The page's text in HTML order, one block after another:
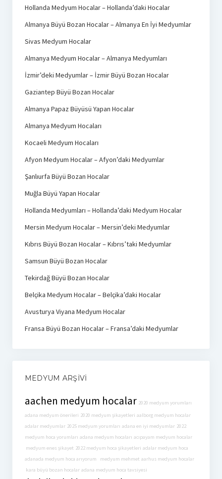
Hollanda Medyum Hocalar – Hollanda’daki Hocalar
Almanya Büyü Bozan Hocalar – Almanya En İyi Medyumlar
Sivas Medyum Hocalar
Almanya Medyum Hocalar – Almanya Medyumları
İzmir’deki Medyumlar – İzmir Büyü Bozan Hocalar
Gaziantep Büyü Bozan Hocalar
Almanya Papaz Büyüsü Yapan Hocalar
Almanya Medyum Hocaları
Kocaeli Medyum Hocaları
Afyon Medyum Hocalar – Afyon’daki Medyumlar
Şanlıurfa Büyü Bozan Hocalar
Muğla Büyü Yapan Hocalar
Hollanda Medyumları – Hollanda’daki Medyum Hocalar
Mersin Medyum Hocalar – Mersin’deki Medyumlar
Kıbrıs Büyü Bozan Hocalar – Kıbrıs’taki Medyumlar
Samsun Büyü Bozan Hocalar
Tekirdağ Büyü Bozan Hocalar
Belçika Medyum Hocalar – Belçika’daki Hocalar
Avusturya Viyana Medyum Hocalar
Fransa Büyü Bozan Hocalar – Fransa’daki Medyumlar
MEDYUM ARŞIVI
aachen medyum hocalar 2020 medyum yorumları
adana medyum önerileri 2020 medyum şikayetleri aalborg medyum hocalar
adalar medyumlar 2025 medyum yorumları adana en iyi medyumlar 2022
medyum hoca yorumları adana medyum hocaları acıpayam medyum hocalar
medyum enes şikayet 2022 medyum hoca şikayetleri adalar medyum hoca
adanada medyum hoca arıyorum
medyum mehmet aarhus medyum hocalar
kara büyü bozan hocalar adana medyum hoca tavsiyesi